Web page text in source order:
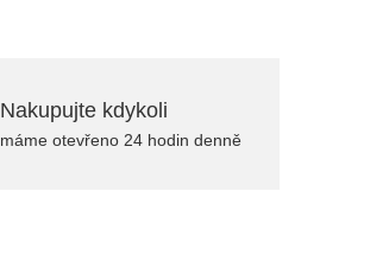
Nakupujte kdykoli
máme otevřeno 24 hodin denně